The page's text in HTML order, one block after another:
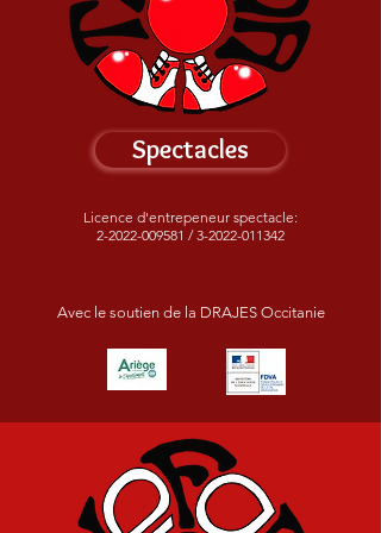
Spectacles
Licence d'entrepeneur spectacle:
2-2022-009581 /3-2022-011342
Avec le soutien de la DRAJES Occitanie